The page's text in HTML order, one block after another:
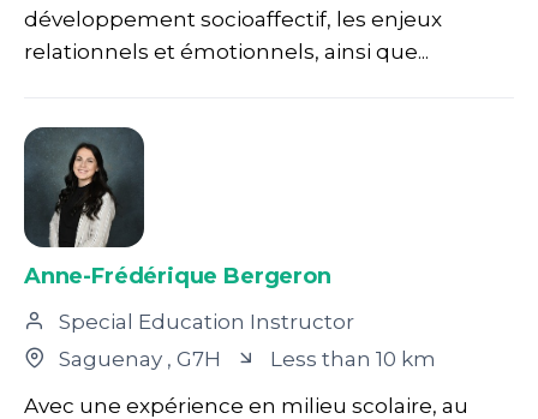
développement socioaffectif, les enjeux
relationnels et émotionnels, ainsi que...
Anne-Frédérique Bergeron
Special Education Instructor
Saguenay , G7H
Less than 10 km
Avec une expérience en milieu scolaire, au